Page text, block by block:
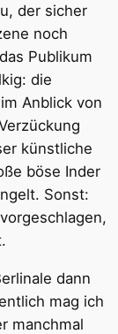
der sicher
noch
Publikum
die
Anblick von
künstliche
böse Inder
Sonst:
dann
mag ich
manchmal